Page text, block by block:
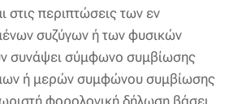
στις περιπτώσεις των εν
συζύγων ή των φυσικών
συνάψει σύμφωνο συμβίωσης
ή μερών συμφώνου συμβίωσης
φορολογική δήλωση βάσει